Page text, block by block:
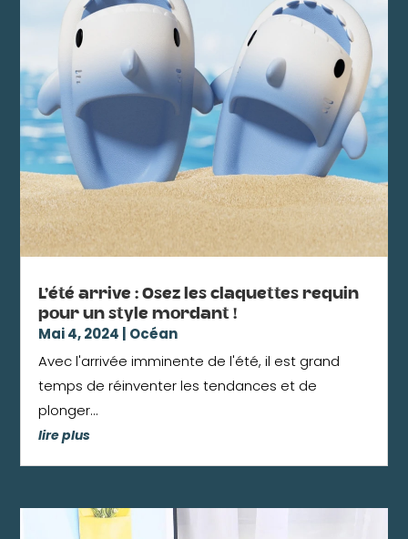
L’été arrive : Osez les claquettes requin
pour un style mordant !
Mai 4, 2024 | Océan
Avec l'arrivée imminente de l'été, il est grand
temps de réinventer les tendances et de
plonger...
lire plus